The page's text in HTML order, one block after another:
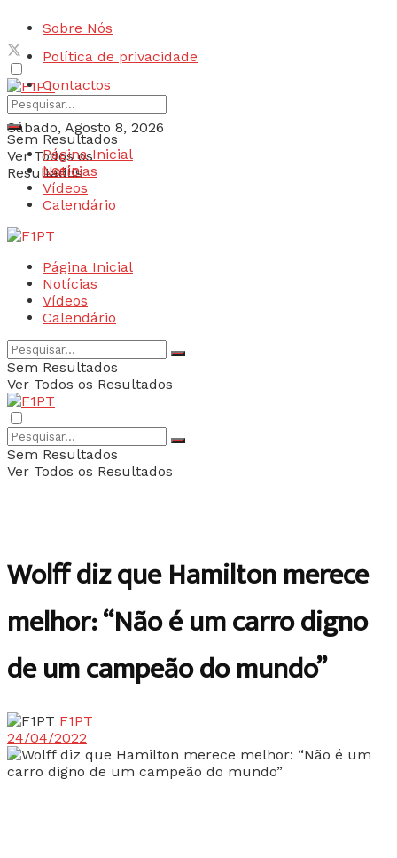
Sobre Nós
Política de privacidade
Contactos
Sábado, Agosto 8, 2026
Login
Sem Resultados
Ver Todos os
Resultados
Página Inicial
Notícias
Vídeos
Calendário
Página Inicial
Notícias
Vídeos
Calendário
Sem Resultados
Ver Todos os Resultados
Sem Resultados
Ver Todos os Resultados
Wolff diz que Hamilton merece
melhor: “Não é um carro digno
de um campeão do mundo”
F1PT
24/04/2022